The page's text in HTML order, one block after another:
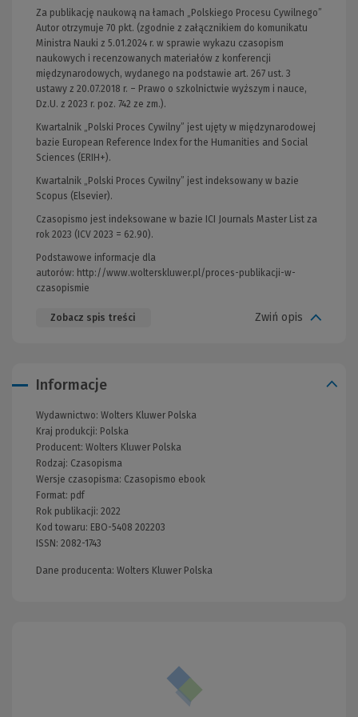
Za publikację naukową na łamach „Polskiego Procesu Cywilnego”
Autor otrzymuje 70 pkt. (zgodnie z załącznikiem do komunikatu
Ministra Nauki z 5.01.2024 r. w sprawie wykazu czasopism
naukowych i recenzowanych materiałów z konferencji
międzynarodowych, wydanego na podstawie art. 267 ust. 3
ustawy z 20.07.2018 r. – Prawo o szkolnictwie wyższym i nauce,
Dz.U. z 2023 r. poz. 742 ze zm.).
Kwartalnik „Polski Proces Cywilny” jest ujęty w międzynarodowej
bazie European Reference Index for the Humanities and Social
Sciences (ERIH+).
Kwartalnik „Polski Proces Cywilny” jest indeksowany w bazie
Scopus (Elsevier).
Czasopismo jest indeksowane w bazie ICI Journals Master List za
rok 2023 (ICV 2023 = 62.90).
Podstawowe informacje dla
autorów: http://www.wolterskluwer.pl/proces-publikacji-w-
czasopismie
innej
Zobacz spis treści Zwiń opis
Informacje
Wydawnictwo: Wolters Kluwer Polska
Kraj produkcji: Polska
Producent: Wolters Kluwer Polska
Rodzaj: Czasopisma
Wersje czasopisma: Czasopismo ebook
Format: pdf
Rok publikacji: 2022
Kod towaru: EBO-5408 202203
ISSN: 2082-1743
Dane producenta: Wolters Kluwer Polska